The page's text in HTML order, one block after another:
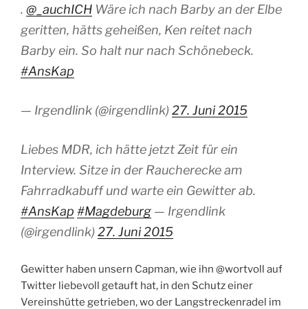
. @_auchICH Wäre ich nach Barby an der Elbe
geritten, hätts geheißen, Ken reitet nach
Barby ein. So halt nur nach Schönebeck.
#AnsKap
— Irgendlink (@irgendlink) 27. Juni 2015
Liebes MDR, ich hätte jetzt Zeit für ein
Interview. Sitze in der Raucherecke am
Fahrradkabuff und warte ein Gewitter ab.
#AnsKap #Magdeburg — Irgendlink
(@irgendlink) 27. Juni 2015
Gewitter haben unsern Capman, wie ihn @wortvoll auf
Twitter liebevoll getauft hat, in den Schutz einer
Vereinshütte getrieben, wo der Langstreckenradel im